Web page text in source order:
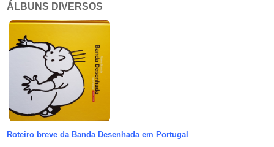
ÁLBUNS DIVERSOS
Roteiro breve da Banda Desenhada em Portugal